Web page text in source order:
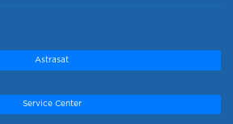
Astrasat
Service Center